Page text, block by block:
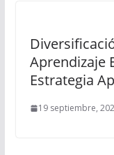
Aprendizaje
Estrategia
19 septiembre,